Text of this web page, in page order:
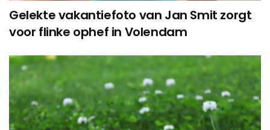
Gelekte vakantiefoto van Jan Smit zorgt
voor flinke ophef in Volendam